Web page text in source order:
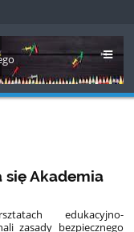
się Akademia
edukacyjno-
zasady bezpiecznego